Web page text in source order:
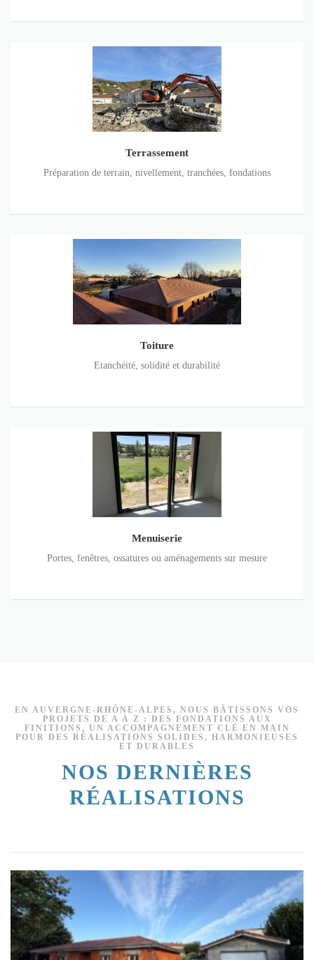
Terrassement
Préparation de terrain, nivellement, tranchées, fondations
Toiture
Etanchéité, solidité et durabilité
Menuiserie
Menuiserie
Portes, fenêtres, ossatures ou aménagements sur mesure
EN AUVERGNE‑RHÔNE‑ALPES, NOUS BÂTISSONS VOS
PROJETS DE A À Z : DES FONDATIONS AUX
FINITIONS, UN ACCOMPAGNEMENT CLÉ EN MAIN
POUR DES RÉALISATIONS SOLIDES, HARMONIEUSES
ET DURABLES
NOS DERNIÈRES
RÉALISATIONS